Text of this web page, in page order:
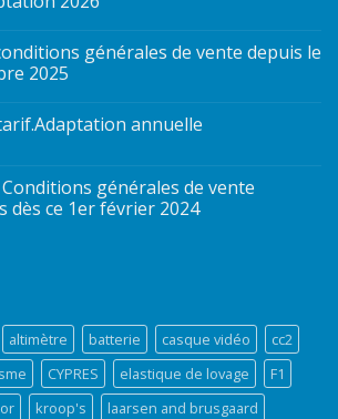
générales de vente depuis le
2025
annuelle
générales de vente
dès ce 1er février 2024
altimètre batterie casque vidéo
cc2
CYPRES elastique de lovage
F1
kroop's
laarsen and brusgaard